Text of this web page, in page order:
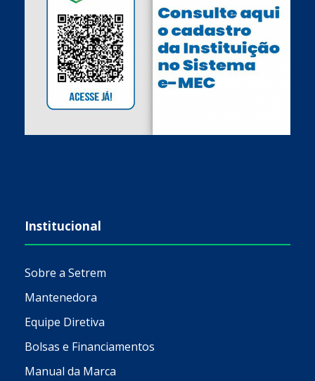
Institucional
Sobre a Setrem
Mantenedora
Equipe Diretiva
Bolsas e Financiamentos
Manual da Marca